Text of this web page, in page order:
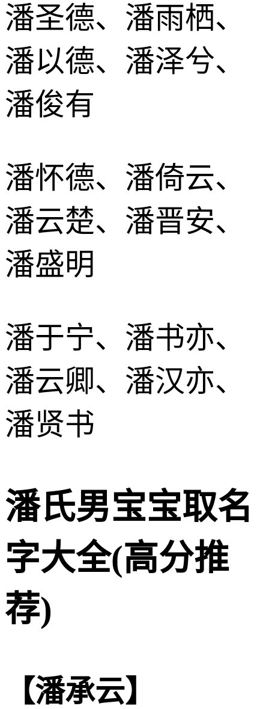
潘圣德、潘雨栖、
潘以德、潘泽兮、
潘俊有
潘怀德、潘倚云、
潘云楚、潘晋安、
潘盛明
潘于宁、潘书亦、
潘云卿、潘汉亦、
潘贤书
潘氏男宝宝取名
字大全(高分推
荐)
【潘承云】